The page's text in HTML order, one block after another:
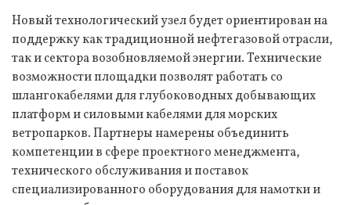
Новый технологический узел будет ориентирован на
поддержку как традиционной нефтегазовой отрасли,
так и сектора возобновляемой энергии. Технические
возможности площадки позволят работать со
шлангокабелями для глубоководных добывающих
платформ и силовыми кабелями для морских
ветропарков. Партнеры намерены объединить
компетенции в сфере проектного менеджмента,
технического обслуживания и поставок
специализированного оборудования для намотки и